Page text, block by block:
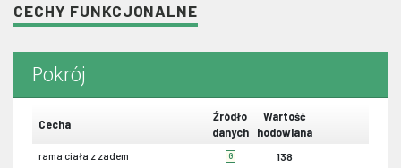
CECHY FUNKCJONALNE
Pokrój
Cecha
Źródło
danych
Wartość
hodowlana
rama ciała z zadem G 138